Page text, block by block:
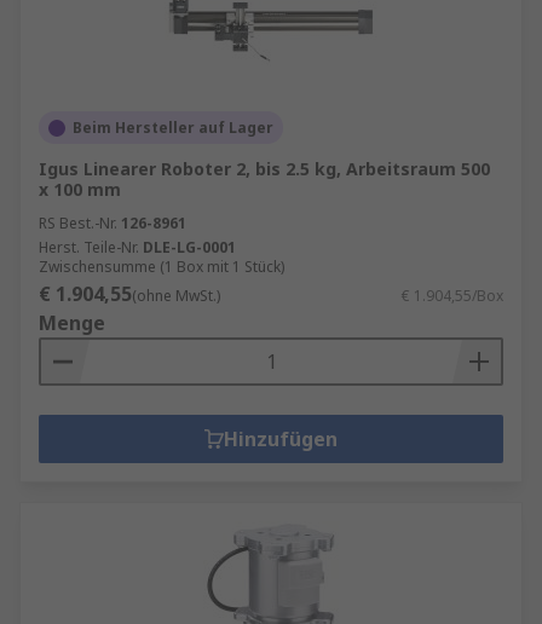
Beim Hersteller auf Lager
Igus Linearer Roboter 2, bis 2.5 kg, Arbeitsraum 500
x 100 mm
RS Best.-Nr. 126-8961
Herst. Teile-Nr. DLE-LG-0001
Zwischensumme (1 Box mit 1 Stück)
€ 1.904,55(ohne MwSt.) € 1.904,55/Box
Menge
Hinzufügen